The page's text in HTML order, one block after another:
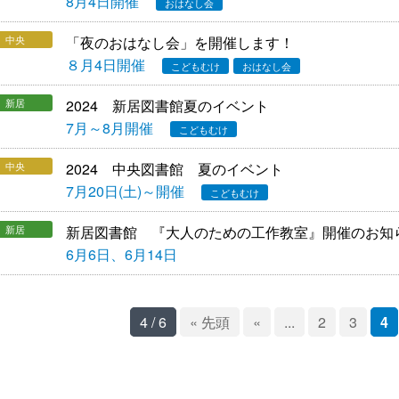
中央
「夜のおはなし会」を開催します！
８月4日開催
こどもむけ おはなし会
新居
2024 新居図書館夏のイベント
7月～8月開催
こどもむけ
中央
2024 中央図書館 夏のイベント
7月20日(土)～開催
こどもむけ
新居
新居図書館 『大人のための工作教室』開催のお知
6月6日、6月14日
4 / 6 « 先頭 « ... 2 3 4